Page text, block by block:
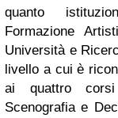
quanto
Formazione
Università e
livello a cui è
ai quattro
Scenografia e